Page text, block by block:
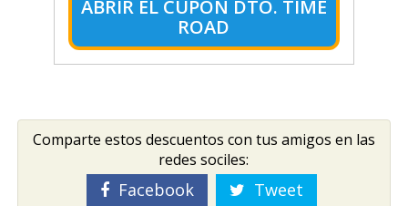
ABRIR EL CUPÓN DTO. TIME
ROAD
Comparte estos descuentos con tus amigos en las
redes sociles:
Facebook
Tweet